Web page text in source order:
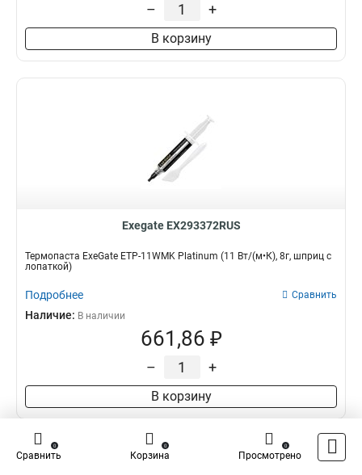
– +
В корзину
Exegate EX293372RUS
Термопаста ExeGate ETP-11WMK Platinum (11 Вт/(м•К), 8г, шприц с
лопаткой)
Подробнее Сравнить
Наличие: В наличии
661,86 ₽
– +
В корзину
Сравнить
0
Корзина
0
Просмотрено
0